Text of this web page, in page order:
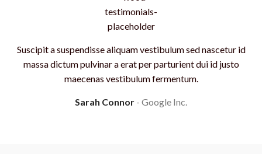
Suscipit a suspendisse aliquam vestibulum sed nascetur id
massa dictum pulvinar a erat per parturient dui id justo
maecenas vestibulum fermentum.
Sarah Connor Google Inc.